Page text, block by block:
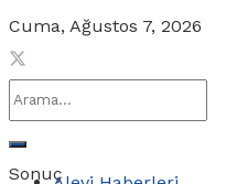
Cuma, Ağustos 7, 2026
Sonuç